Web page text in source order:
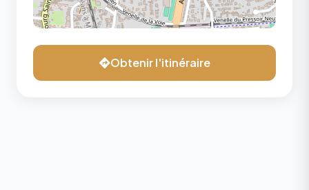
Obtenir l'itinéraire